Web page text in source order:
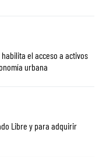
urbana
Libre y para adquirir